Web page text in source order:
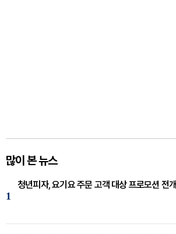
많이 본 뉴스
1
청년피자, 요기요 주문 고객 대상 프로모션 전개